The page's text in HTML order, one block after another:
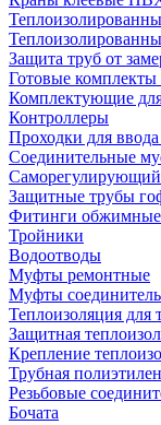
Защита труб от
Готовые
Комплектующие
Контроллеры
Проходки для ввода
Соединительные
Защитные трубы
Фитинги обжимные
Тройники
Водоотводы
Муфты ремонтные
Муфты
Теплоизоляция для
Защитная
Крепление
Трубная
Резьбовые
Бочата